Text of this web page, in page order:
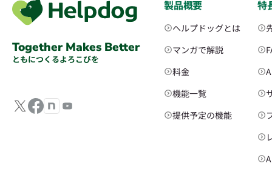
Together Makes Better
ともにつくるよろこびを
製品概要
ヘルプドッグとは
マンガで解説
料金
機能一覧
提供予定の機能
特